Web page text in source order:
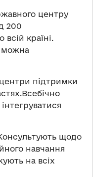
центру
200
всій країні.
можна
підтримки
Всебічно
щодо
навчання
на всіх